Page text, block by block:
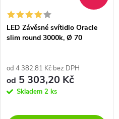
LED Závěsné svítidlo Oracle
slim round 3000k, Ø 70
od 4 382,81 Kč bez DPH
od 5 303,20 Kč
Skladem 2 ks